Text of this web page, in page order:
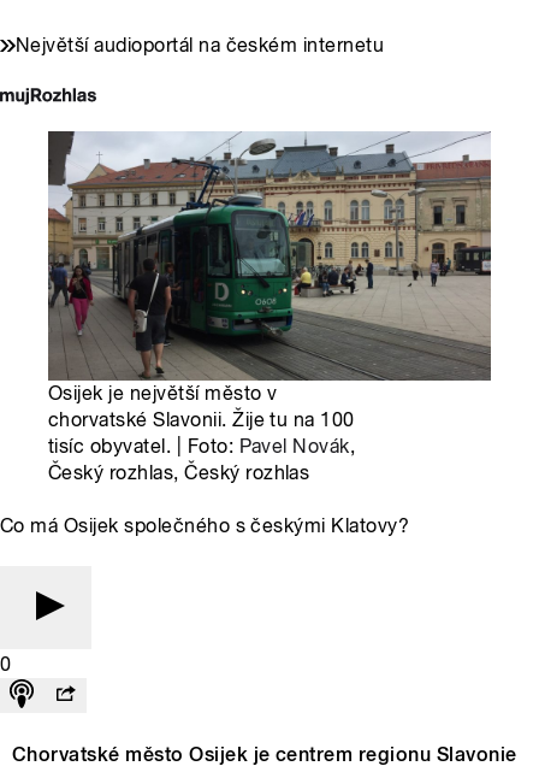
Největší audioportál na českém internetu
Osijek je největší město v
chorvatské Slavonii. Žije tu na 100
tisíc obyvatel. | Foto: Pavel Novák,
Český rozhlas, Český rozhlas
Co má Osijek společného s českými Klatovy?
0
Chorvatské město Osijek je centrem regionu Slavonie